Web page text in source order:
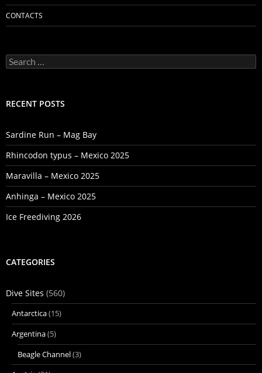
CONTACTS
Search
for:
RECENT POSTS
Sardine Run – Mag Bay
Rhincodon typus – Mexico 2025
Maravilla – Mexico 2025
Anhinga – Mexico 2025
Ice Freediving 2026
CATEGORIES
Dive Sites (560)
Antarctica(15)
Argentina(5)
Beagle Channel(3)